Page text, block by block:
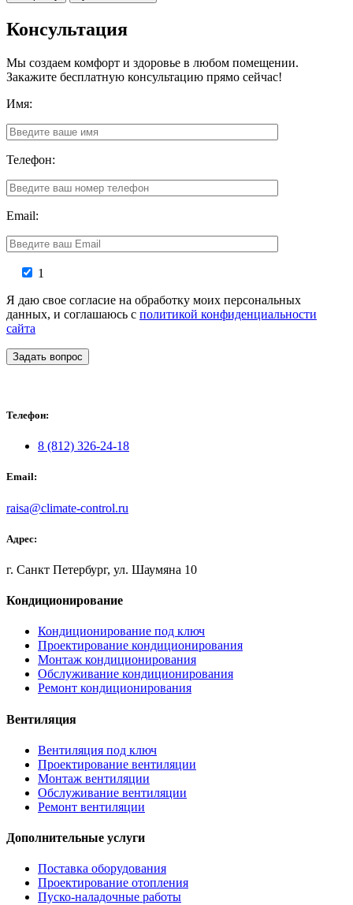
Консультация
Мы создаем комфорт и здоровье в любом помещении.
Закажите бесплатную консультацию прямо сейчас!
Имя:
Телефон:
Email:
1
Я даю свое согласие на обработку моих персональных
данных, и соглашаюсь с политикой конфиденциальности
сайта
Задать вопрос
Телефон:
8 (812) 326-24-18
Email:
raisa@climate-control.ru
Адрес:
г. Санкт Петербург, ул. Шаумяна 10
Кондиционирование
Кондиционирование под ключ
Проектирование кондиционирования
Монтаж кондиционирования
Обслуживание кондиционирования
Ремонт кондиционирования
Вентиляция
Вентиляция под ключ
Проектирование вентиляции
Монтаж вентиляции
Обслуживание вентиляции
Ремонт вентиляции
Дополнительные услуги
Поставка оборудования
Проектирование отопления
Пуско-наладочные работы